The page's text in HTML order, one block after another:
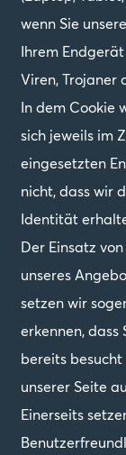
wenn Sie
Ihrem
Viren, Trojaner
In dem Cookie
sich jeweils im
eingesetzten
nicht, dass wir
Identität
Der Einsatz
unseres
setzen wir
erkennen, dass
bereits
unserer Seite
Einerseits